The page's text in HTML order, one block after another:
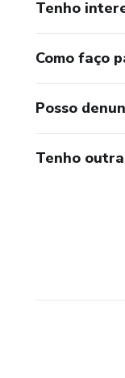
Tenho
Como faço
Posso
Tenho